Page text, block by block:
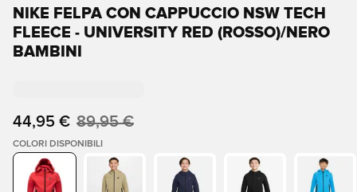
NIKE FELPA CON CAPPUCCIO NSW TECH
FLEECE - UNIVERSITY RED (ROSSO)/NERO
BAMBINI
44,95 € 89,95 €
COLORI DISPONIBILI